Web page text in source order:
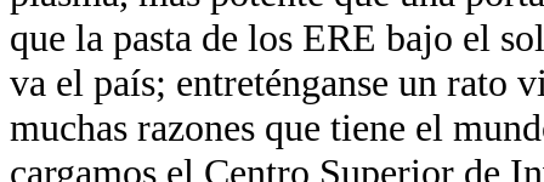
que la pasta de los ERE bajo el
va el país; entreténganse un rato
muchas razones que tiene el
cargamos el Centro Superior de